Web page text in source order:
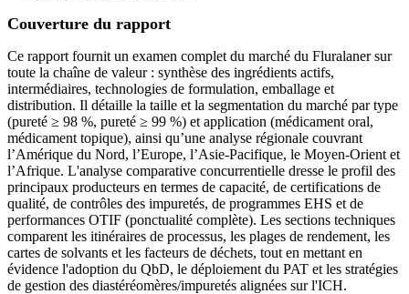
Couverture du rapport
Ce rapport fournit un examen complet du marché du Fluralaner sur
toute la chaîne de valeur : synthèse des ingrédients actifs,
intermédiaires, technologies de formulation, emballage et
distribution. Il détaille la taille et la segmentation du marché par type
(pureté ≥ 98 %, pureté ≥ 99 %) et application (médicament oral,
médicament topique), ainsi qu’une analyse régionale couvrant
l’Amérique du Nord, l’Europe, l’Asie-Pacifique, le Moyen-Orient et
l’Afrique. L'analyse comparative concurrentielle dresse le profil des
principaux producteurs en termes de capacité, de certifications de
qualité, de contrôles des impuretés, de programmes EHS et de
performances OTIF (ponctualité complète). Les sections techniques
comparent les itinéraires de processus, les plages de rendement, les
cartes de solvants et les facteurs de déchets, tout en mettant en
évidence l'adoption du QbD, le déploiement du PAT et les stratégies
de gestion des diastéréomères/impuretés alignées sur l'ICH.